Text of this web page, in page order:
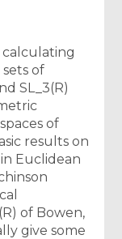
of
SL_3(R)
of
results on
Euclidean
of Bowen,
give some